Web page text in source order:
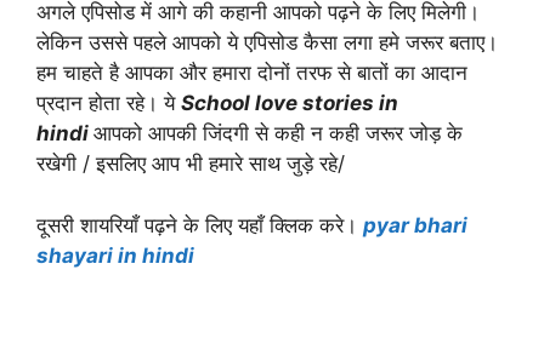
अगले एपिसोड में आगे की कहानी आपको पढ़ने के लिए मिलेगी।
लेकिन उससे पहले आपको ये एपिसोड कैसा लगा हमे जरूर बताए।
हम चाहते है आपका और हमारा दोनों तरफ से बातों का आदान
प्रदान होता रहे। ये School love stories in
hindi आपको आपकी जिंदगी से कही न कही जरूर जोड़ के
रखेगी / इसलिए आप भी हमारे साथ जुड़े रहे/
दूसरी शायरियाँ पढ़ने के लिए यहाँ क्लिक करे। pyar bhari
shayari in hindi